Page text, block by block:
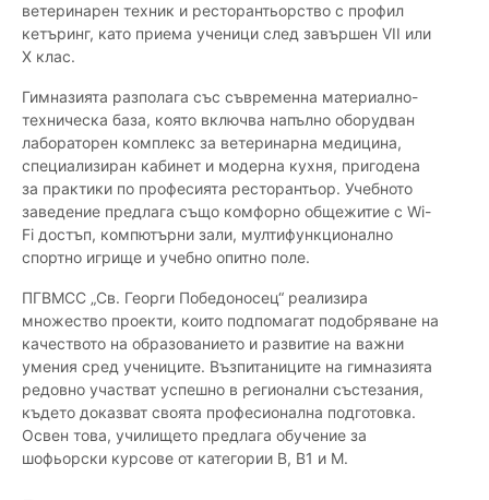
ветеринарен техник и ресторантьорство с профил
кетъринг, като приема ученици след завършен VII или
X клас.
Гимназията разполага със съвременна материално-
техническа база, която включва напълно оборудван
лабораторен комплекс за ветеринарна медицина,
специализиран кабинет и модерна кухня, пригодена
за практики по професията ресторантьор. Учебното
заведение предлага също комфорно общежитие с Wi-
Fi достъп, компютърни зали, мултифункционално
спортно игрище и учебно опитно поле.
ПГВМСС „Св. Георги Победоносец“ реализира
множество проекти, които подпомагат подобряване на
качеството на образованието и развитие на важни
умения сред учениците. Възпитаниците на гимназията
редовно участват успешно в регионални състезания,
където доказват своята професионална подготовка.
Освен това, училището предлага обучение за
шофьорски курсове от категории B, B1 и M.